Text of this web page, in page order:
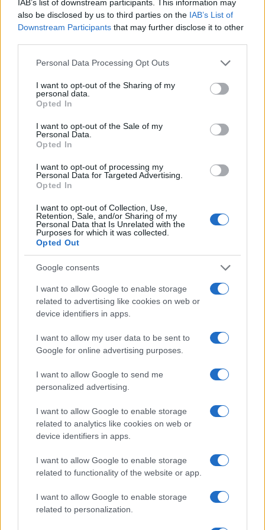
IAB’s list of downstream participants. This information may
also be disclosed by us to third parties on the IAB’s List of
Downstream Participants that may further disclose it to other
Please note that this website/app uses one or more Google
not limited to your visit or usage behaviour. You may click to
grant or deny consent to Google and its third-party tags to
use your data for below specified purposes in below Google
consent section.
Personal Data Processing Opt Outs
I want to opt-out of the Sharing of my
personal data.
Opted In
I want to opt-out of the Sale of my
Personal Data.
Opted In
I want to opt-out of processing my
Personal Data for Targeted Advertising.
Opted In
I want to opt-out of Collection, Use,
Retention, Sale, and/or Sharing of my
Personal Data that Is Unrelated with the
Purposes for which it was collected.
Opted Out
Google consents
I want to allow Google to enable storage
related to advertising like cookies on web or
device identifiers in apps.
I want to allow my user data to be sent to
Google for online advertising purposes.
I want to allow Google to send me
personalized advertising.
I want to allow Google to enable storage
related to analytics like cookies on web or
device identifiers in apps.
I want to allow Google to enable storage
related to functionality of the website or app.
I want to allow Google to enable storage
related to personalization.
VIR: Vlada RS, NIJZ, Covid-19 sledilnik
Opozorilo:Po 297. členu Kazenskega zakonika je
posameznik kazensko odgovoren za javno spodbujanje
sovraštva, nasilja ali nestrpnosti. Komentarji z žaljivimi,
rasističnimi, diskriminatornimi ali nezakonitimi vsebinami bodo
odstranjeni. Pravila komentiranja →
Failed to fetch
Slovenj Gradec
Dravograd
Ravne na Koroškem
Prevalje
Mežica
Vuzenica
Ribnica na Pohorju Podvelka
Kategorije: Novice Novice
Novice
Ključne besede: koronavirus občine okužbe
Več iz kraja Slovenj Gradec